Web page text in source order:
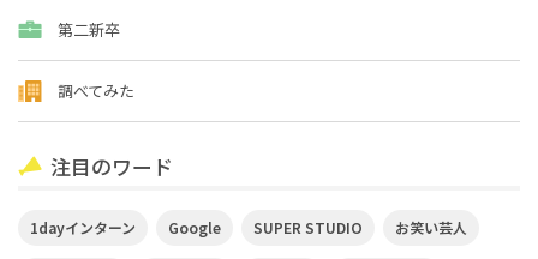
第二新卒
調べてみた
注目のワード
1dayインターン Google SUPER STUDIO お笑い芸人